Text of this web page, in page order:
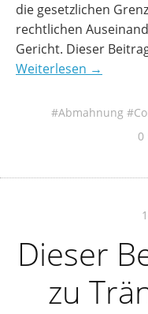
die gesetzlichen
rechtlichen
Gericht. Dieser
Weiterlesen →
Abmahnung
0
Dieser
zu